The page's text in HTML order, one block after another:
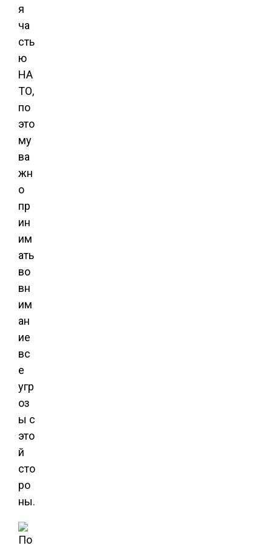
я
ча
сть
ю
НА
ТО,
по
это
му
ва
жн
о
пр
ин
им
ать
во
вн
им
ан
ие
вс
е
угр
оз
ы с
это
й
сто
ро
ны.